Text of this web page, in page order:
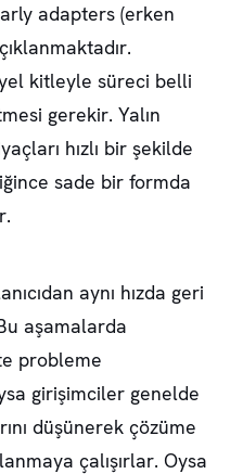
adapters (erken
kitleyle süreci belli
gerekir. Yalın
hızlı bir şekilde
sade bir formda
aynı hızda geri
aşamalarda
probleme
girişimciler genelde
düşünerek çözüme
çalışırlar. Oysa